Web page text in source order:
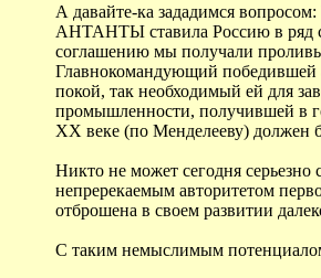
А давайте-ка зададимся
АНТАНТЫ ставила Россию в ряд
соглашению мы получали
Главнокомандующий победившей
покой, так необходимый ей для
промышленности, получившей в
ХХ веке (по Менделееву) должен
Никто не может сегодня
непререкаемым авторитетом
отброшена в своем развитии
С таким немыслимым